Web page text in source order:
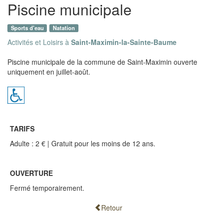
Piscine municipale
Sports d'eau Natation
Activités et Loisirs à Saint-Maximin-la-Sainte-Baume
Piscine municipale de la commune de Saint-Maximin ouverte
uniquement en juillet-août.
TARIFS
Adulte : 2 € | Gratuit pour les moins de 12 ans.
OUVERTURE
Fermé temporairement.
Retour